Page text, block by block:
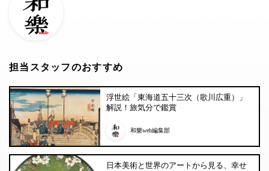
担当スタッフのおすすめ
浮世絵「東海道五十三次（歌川広重）」
解説！旅気分で鑑賞
和樂web編集部
日本美術と世界のアートから見る、幸せ